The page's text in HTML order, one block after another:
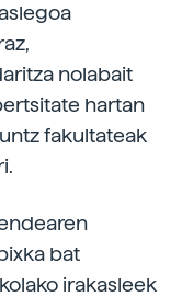
nolabait
hartan
fakultateak
bat
irakasleek